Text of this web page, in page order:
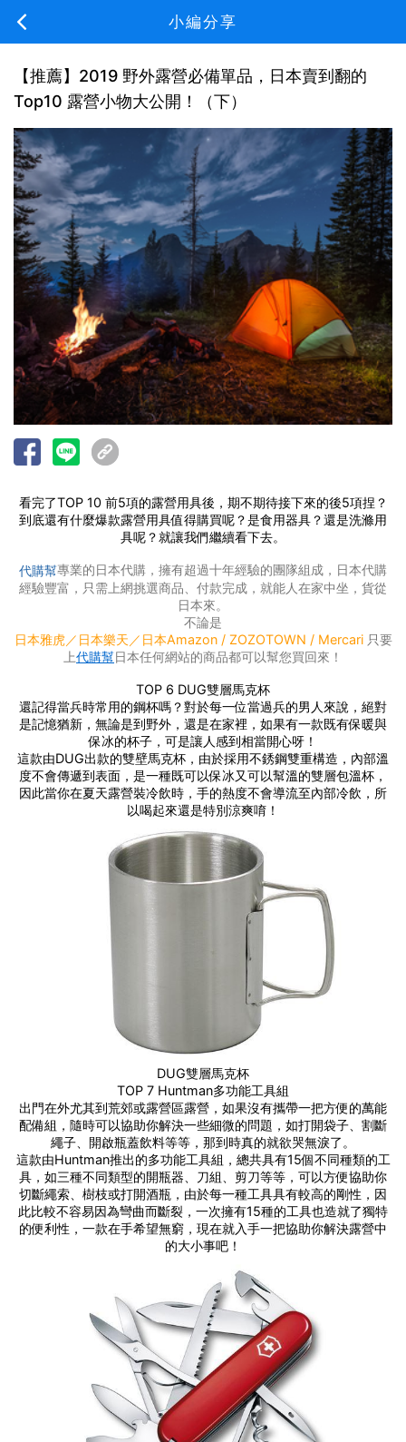
小編分享
【推薦】2019 野外露營必備單品，日本賣到翻的
Top10 露營小物大公開！（下）
看完了TOP 10 前5項的露營用具後，期不期待接下來的後5項捏？
到底還有什麼爆款露營用具值得購買呢？是食用器具？還是洗滌用
具呢？就讓我們繼續看下去。
代購幫專業的日本代購，擁有超過十年經驗的團隊組成，日本代購
經驗豐富，只需上網挑選商品、付款完成，就能人在家中坐，貨從
日本來。
不論是
日本雅虎／日本樂天／日本Amazon / ZOZOTOWN / Mercari 只要
上代購幫日本任何網站的商品都可以幫您買回來！
TOP 6 DUG雙層馬克杯
還記得當兵時常用的鋼杯嗎？對於每一位當過兵的男人來說，絕對
是記憶猶新，無論是到野外，還是在家裡，如果有一款既有保暖與
保冰的杯子，可是讓人感到相當開心呀！
這款由DUG出款的雙壁馬克杯，由於採用不銹鋼雙重構造，內部溫
度不會傳遞到表面，是一種既可以保冰又可以幫溫的雙層包溫杯，
因此當你在夏天露營裝冷飲時，手的熱度不會導流至內部冷飲，所
以喝起來還是特別涼爽唷！
DUG雙層馬克杯
TOP 7 Huntman多功能工具組
出門在外尤其到荒郊或露營區露營，如果沒有攜帶一把方便的萬能
配備組，隨時可以協助你解決一些細微的問題，如打開袋子、割斷
繩子、開啟瓶蓋飲料等等，那到時真的就欲哭無淚了。
這款由Huntman推出的多功能工具組，總共具有15個不同種類的工
具，如三種不同類型的開瓶器、刀組、剪刀等等，可以方便協助你
切斷繩索、樹枝或打開酒瓶，由於每一種工具具有較高的剛性，因
此比較不容易因為彎曲而斷裂，一次擁有15種的工具也造就了獨特
的便利性，一款在手希望無窮，現在就入手一把協助你解決露營中
的大小事吧！